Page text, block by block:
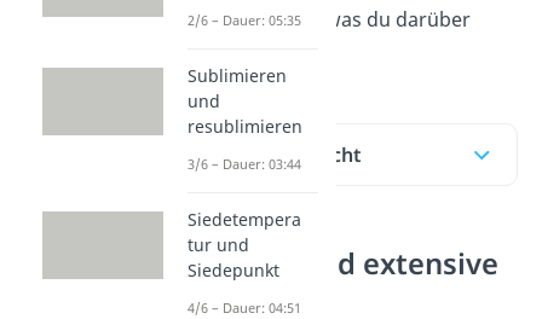
dir alles erklären, was du darüber
Inhaltsübersicht
Intensive und extensive
Größen
2/6 – Dauer: 05:35
Sublimieren
und
resublimieren
3/6 – Dauer: 03:44
Siedetempera
tur und
Siedepunkt
4/6 – Dauer: 04:51